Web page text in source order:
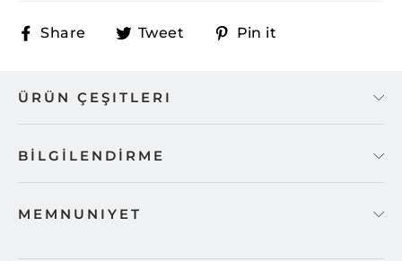
Share
ShareTweet
TweetPin it
ÜRÜN ÇEŞITLERI
BİLGİLENDİRME
MEMNUNIYET